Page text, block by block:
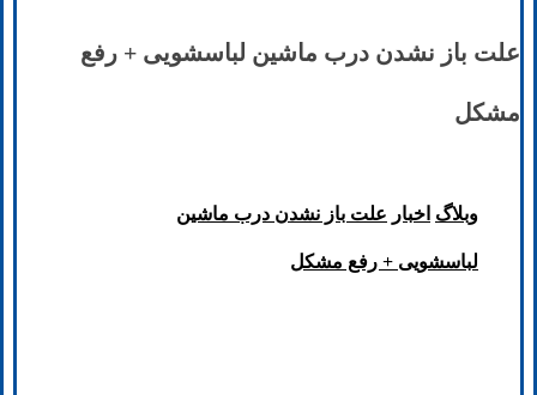
علت باز نشدن درب ماشین لباسشویی + رفع
مشکل
وبلاگ اخبار علت باز نشدن درب ماشین
لباسشویی + رفع مشکل